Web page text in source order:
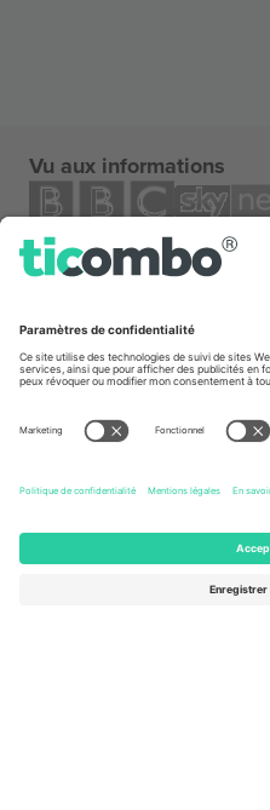
Vu aux informations
TixProtect
Programme d'affiliation